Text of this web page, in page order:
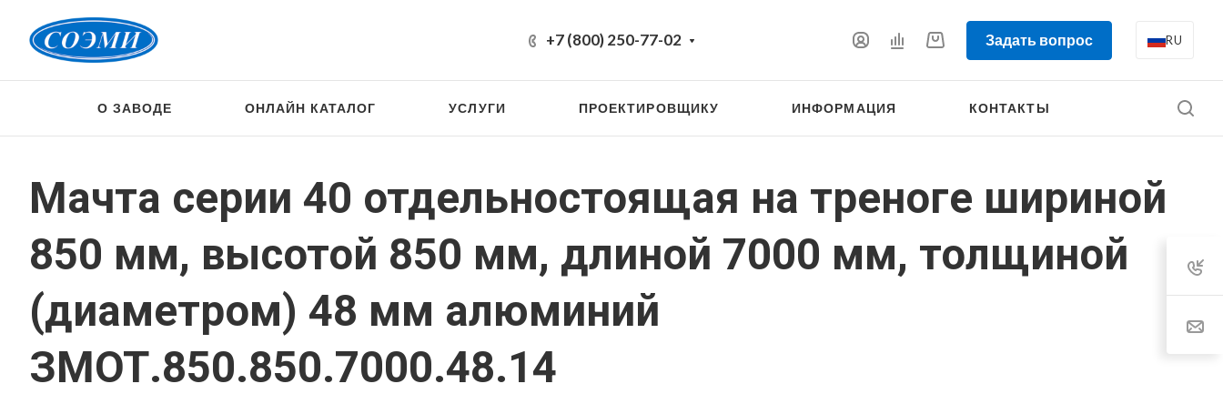
+7 (800) 250-77-02 Задать вопрос RU
О ЗАВОДЕ ОНЛАЙН КАТАЛОГ УСЛУГИ ПРОЕКТИРОВЩИКУ ИНФОРМАЦИЯ КОНТАКТЫ
Мачта серии 40 отдельностоящая на треноге шириной
850 мм, высотой 850 мм, длиной 7000 мм, толщиной
(диаметром) 48 мм алюминий
ЗМОТ.850.850.7000.48.14